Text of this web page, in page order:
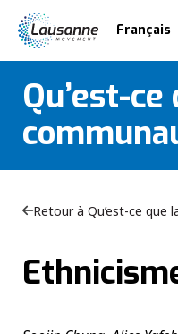
Français
Qu’est-ce
Retour à Qu’est-ce que